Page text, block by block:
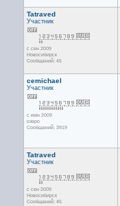
Tatraved
Участник
с сен 2009
Новосибирск
Сообщений: 45
cemichael
Участник
с июн 2009
озеро
Сообщений: 3919
Tatraved
Участник
с сен 2009
Новосибирск
Сообщений: 45